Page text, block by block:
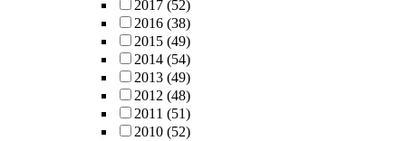
2017 (52)
2016 (38)
2015 (49)
2014 (54)
2013 (49)
2012 (48)
2011 (51)
2010 (52)